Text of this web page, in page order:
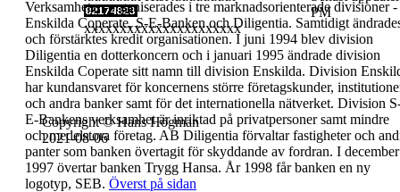
Copyright © Hans Högman
2021-08-06
xxxxxxxxxxxxxxxxxxxxxx
PM
Verksamhetenorganiserades i tre marknadsorienterade divisioner-
Enskilda Coperate, S-E-Banken och Diligentia. Samtidigt
och förstärktes kredit organisationen. I juni 1994 blev division
Diligentia en dotterkoncern och i januari 1995 ändrade division
Enskilda Coperate sitt namn till division Enskilda. Division
har kundansvaret för koncernens större företagskunder,
och andra banker samt för det internationella nätverket. Division
E-Bankens verksamhet är inriktad på privatpersoner samt mindre
och medelstora företag. AB Diligentia förvaltar fastigheter och
pantersom banken övertagit för skyddande av fordran. I december
1997 övertar banken Trygg Hansa. År 1998 får banken en ny
logotyp, SEB. Överst på sidan